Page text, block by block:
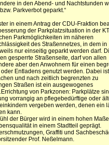
in den Abend- und Nachtstunden
Parkverbot geparkt.“
in einem Antrag der CDU-Fraktion
der Parkplatzsituation in der
Parkmöglichkeiten im näheren
des Straßennetzes, in dem in
nur einseitig geparkt werden darf.
gesperrte Straßenseite, darf von allen
aber den Anwohnern für einen
Entladens genutzt werden. Dabei
und nach zeitlich begrenzten zu
Straßen ist ein ausgewogenes
von Parkzonen: Parkplätze
vorrangig an pflegebedürftige oder
vergeben werden, denen ein
kann.
der Bürger wird in einem hohen
in einem Stadtteil geprägt.
Graffiti und
Prof. Neßelmann.